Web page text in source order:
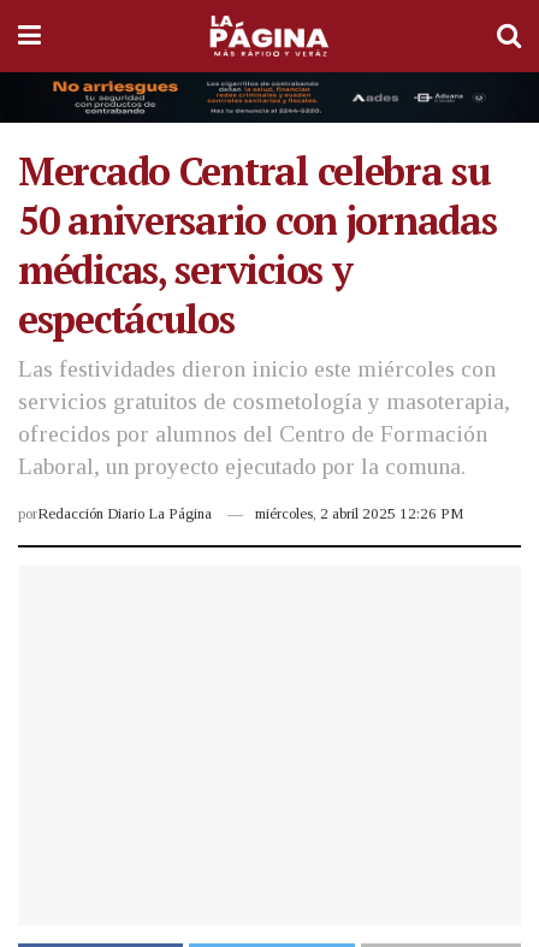
Mercado Central celebra su
50 aniversario con jornadas
médicas, servicios y
espectáculos
Las festividades dieron inicio este miércoles con
servicios gratuitos de cosmetología y masoterapia,
ofrecidos por alumnos del Centro de Formación
Laboral, un proyecto ejecutado por la comuna.
porRedacción Diario La Página miércoles, 2 abril 2025 12:26 PM